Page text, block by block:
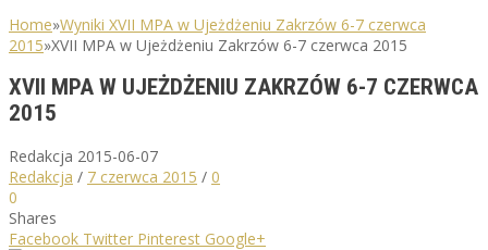
Home»Wyniki XVII MPA w Ujeżdżeniu Zakrzów 6-7 czerwca
2015»XVII MPA w Ujeżdżeniu Zakrzów 6-7 czerwca 2015
XVII MPA W UJEŻDŻENIU ZAKRZÓW 6-7 CZERWCA
2015
Redakcja 2015-06-07
Redakcja / 7 czerwca 2015 / 0
0
Shares
Facebook Twitter Pinterest Google+